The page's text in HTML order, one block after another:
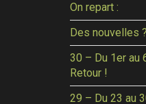
On repart :
Des nouvelles ?
30 – Du 1er au
Retour !
29 – Du 23 au